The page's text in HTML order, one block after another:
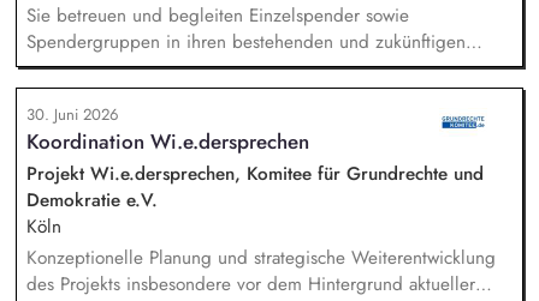
Sie betreuen und begleiten Einzelspender sowie
Spendergruppen in ihren bestehenden und zukünftigen
Projektpartnerschaften (Kooperationsprojekte zwischen
deutschen Spendergruppen und internationalen
Entwicklungshilfeprojekten) und fördern den Aufbau
langfristiger, vertrauensvoller Beziehungen.
Spenderbetreuung - Kommunikation und Abstimmung zu
Projekten, Budgets und Spendenaufkommen; Identifikation
geeigneter Projekte, deeskalierende Kommunikation bei
Problemen mit Projekten in enger Abstimmung mit dem
Vorstand und beteiligten Kolleg/innen.
30. Juni 2026
Koordination Wi.e.dersprechen
Projekt Wi.e.dersprechen, Komitee für Grundrechte und
Demokratie e.V.
Köln
Konzeptionelle Planung und strategische Weiterentwicklung
des Projekts insbesondere vor dem Hintergrund aktueller